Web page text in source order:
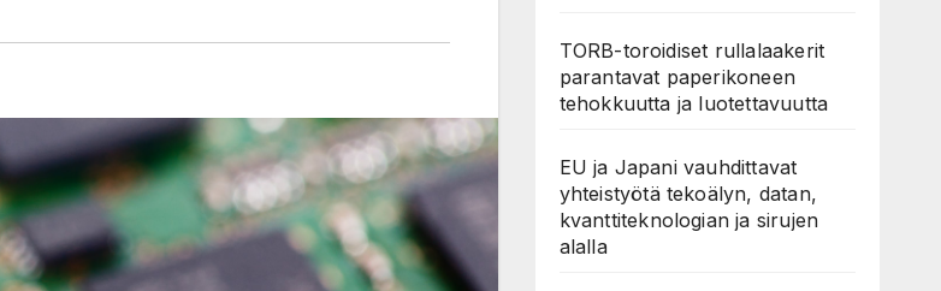
TORB-toroidiset rullalaakerit
parantavat paperikoneen
tehokkuutta ja luotettavuutta
EU ja Japani vauhdittavat
yhteistyötä tekoälyn, datan,
kvanttiteknologian ja sirujen
alalla